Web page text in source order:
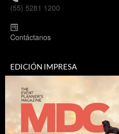
(55) 5281 1200
Contáctanos
EDICIÓN IMPRESA